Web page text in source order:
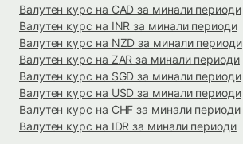
Валутен курс на CAD за минали периоди
Валутен курс на INR за минали периоди
Валутен курс на NZD за минали периоди
Валутен курс на ZAR за минали периоди
Валутен курс на SGD за минали периоди
Валутен курс на USD за минали периоди
Валутен курс на CHF за минали периоди
Валутен курс на IDR за минали периоди